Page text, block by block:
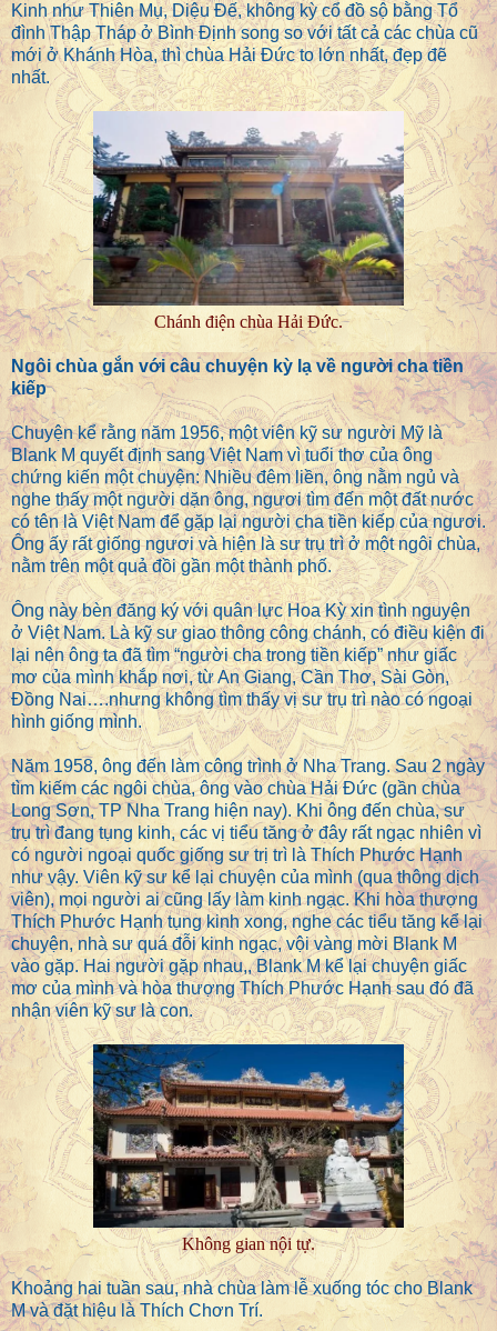
Kinh như Thiên Mụ, Diệu Đế, không kỳ cổ đồ sộ bằng Tổ
đình Thập Tháp ở Bình Định song so với tất cả các chùa cũ
mới ở Khánh Hòa, thì chùa Hải Đức to lớn nhất, đẹp đẽ
nhất.
Chánh điện chùa Hải Đức.
Ngôi chùa gắn với câu chuyện kỳ lạ về người cha tiền
kiếp
Chuyện kể rằng năm 1956, một viên kỹ sư người Mỹ là
Blank M quyết định sang Việt Nam vì tuổi thơ của ông
chứng kiến một chuyện: Nhiều đêm liền, ông nằm ngủ và
nghe thấy một người dặn ông, ngươi tìm đến một đất nước
có tên là Việt Nam để gặp lại người cha tiền kiếp của ngươi.
Ông ấy rất giống ngươi và hiện là sư trụ trì ở một ngôi chùa,
nằm trên một quả đồi gần một thành phố.
Ông này bèn đăng ký với quân lực Hoa Kỳ xin tình nguyện
ở Việt Nam. Là kỹ sư giao thông công chánh, có điều kiện đi
lại nên ông ta đã tìm “người cha trong tiền kiếp” như giấc
mơ của mình khắp nơi, từ An Giang, Cần Thơ, Sài Gòn,
Đồng Nai….nhưng không tìm thấy vị sư trụ trì nào có ngoại
hình giống mình.
Năm 1958, ông đến làm công trình ở Nha Trang. Sau 2 ngày
tìm kiếm các ngôi chùa, ông vào chùa Hải Đức (gần chùa
Long Sơn, TP Nha Trang hiện nay). Khi ông đến chùa, sư
trụ trì đang tụng kinh, các vị tiểu tăng ở đây rất ngạc nhiên vì
có người ngoại quốc giống sư trị trì là Thích Phước Hạnh
như vậy. Viên kỹ sư kể lại chuyện của mình (qua thông dịch
viên), mọi người ai cũng lấy làm kinh ngạc. Khi hòa thượng
Thích Phước Hạnh tụng kinh xong, nghe các tiểu tăng kể lại
chuyện, nhà sư quá đỗi kinh ngạc, vội vàng mời Blank M
vào gặp. Hai người gặp nhau,, Blank M kể lại chuyện giấc
mơ của mình và hòa thượng Thích Phước Hạnh sau đó đã
nhận viên kỹ sư là con.
Không gian nội tự.
Khoảng hai tuần sau, nhà chùa làm lễ xuống tóc cho Blank
M và đặt hiệu là Thích Chơn Trí.